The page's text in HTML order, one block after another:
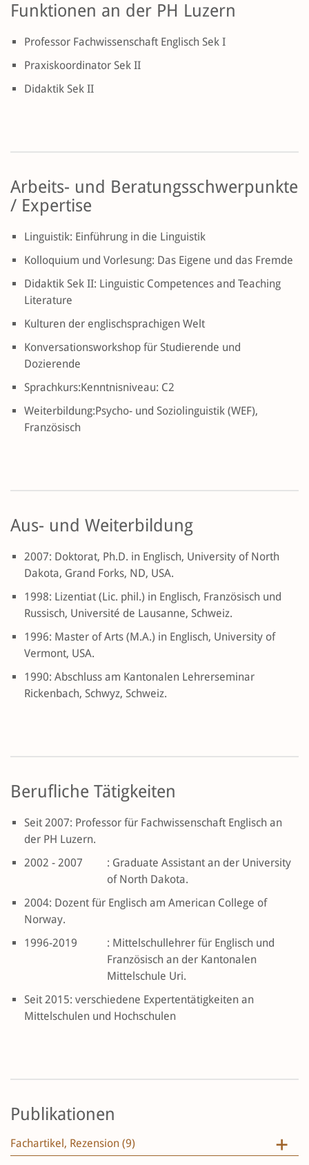
Funktionen an der PH Luzern
Professor Fachwissenschaft Englisch Sek I
Praxiskoordinator Sek II
Didaktik Sek II
Arbeits- und Beratungsschwerpunkte
/ Expertise
Linguistik: Einführung in die Linguistik
Kolloquium und Vorlesung: Das Eigene und das Fremde
Didaktik Sek II: Linguistic Competences and Teaching
Literature
Kulturen der englischsprachigen Welt
Konversationsworkshop für Studierende und
Dozierende
Sprachkurs:Kenntnisniveau: C2
Weiterbildung:Psycho- und Soziolinguistik (WEF),
Französisch
Aus- und Weiterbildung
2007: Doktorat, Ph.D. in Englisch, University of North
Dakota, Grand Forks, ND, USA.
1998: Lizentiat (Lic. phil.) in Englisch, Französisch und
Russisch, Université de Lausanne, Schweiz.
1996: Master of Arts (M.A.) in Englisch, University of
Vermont, USA.
1990: Abschluss am Kantonalen Lehrerseminar
Rickenbach, Schwyz, Schweiz.
Berufliche Tätigkeiten
Seit 2007: Professor für Fachwissenschaft Englisch an
der PH Luzern.
2002 - 2007
: Graduate Assistant an der University
of North Dakota.
2004: Dozent für Englisch am American College of
Norway.
1996-2019
: Mittelschullehrer für Englisch und
Französisch an der Kantonalen
Mittelschule Uri.
Seit 2015: verschiedene Expertentätigkeiten an
Mittelschulen und Hochschulen
Publikationen
Fachartikel, Rezension (9)